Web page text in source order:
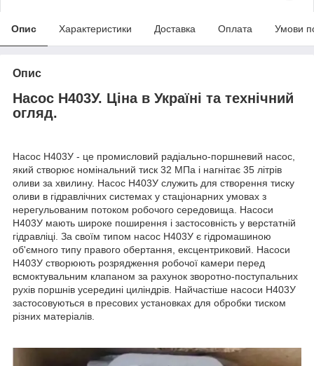
Опис Характеристики Доставка Оплата Умови
Опис
Насос Н403У. Ціна в Україні та технічний
огляд.
Насос Н403У - це промисловий радіально-поршневий насос,
який створює номінальний тиск 32 МПа і нагнітає 35 літрів
оливи за хвилину. Насос Н403У служить для створення тиску
оливи в гідравлічних системах у стаціонарних умовах з
нерегульованим потоком робочого середовища. Насоси
Н403У мають широке поширення і застосовність у верстатній
гідравліці. За своїм типом насос Н403У є гідромашиною
об'ємного типу правого обертання, ексцентриковий. Насоси
Н403У створюють розрядження робочої камери перед
всмоктувальним клапаном за рахунок зворотно-поступальних
рухів поршнів усередині циліндрів. Найчастіше насоси Н403У
застосовуються в пресових установках для обробки тиском
різних матеріалів.